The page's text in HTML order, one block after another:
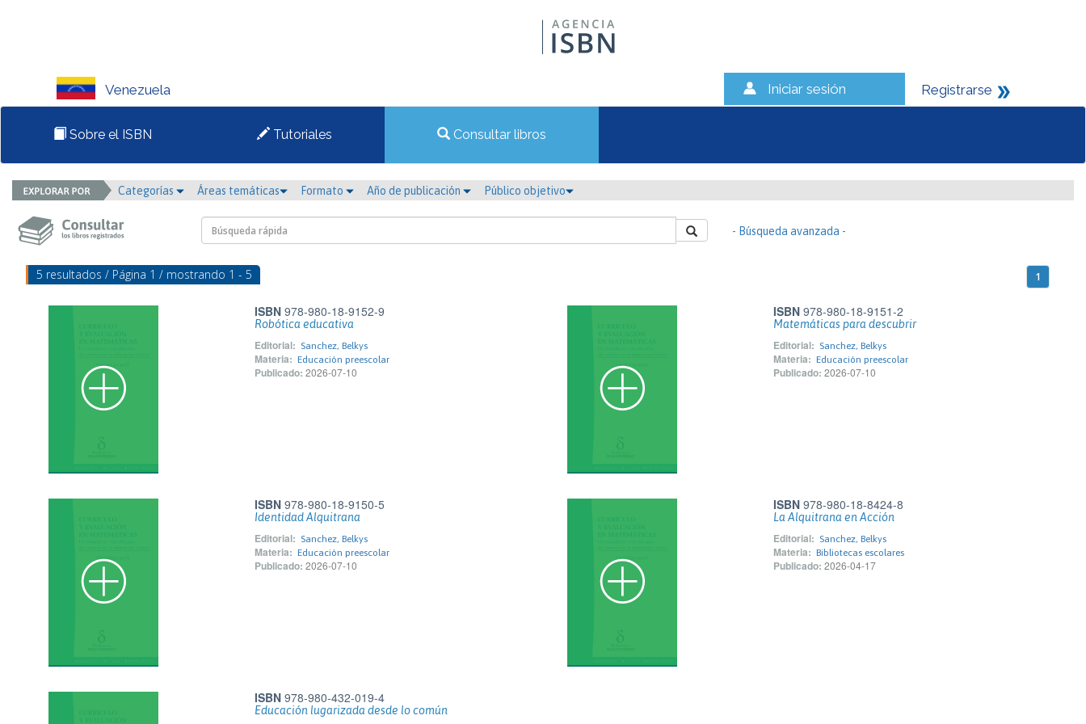
Venezuela Iniciar sesión Registrarse
Sobre el ISBN Tutoriales Consultar libros
Categorías Áreas temáticas Formato Año de publicación Público objetivo
- Búsqueda avanzada -
5 resultados / Página 1 / mostrando 1 - 5 1
ISBN 978-980-18-9152-9
Robótica educativa
Editorial: Sanchez, Belkys
Materia: Educación preescolar
Publicado: 2026-07-10
ISBN 978-980-18-9151-2
Matemáticas para descubrir
Editorial: Sanchez, Belkys
Materia: Educación preescolar
Publicado: 2026-07-10
ISBN 978-980-18-9150-5
Identidad Alquitrana
Editorial: Sanchez, Belkys
Materia: Educación preescolar
Publicado: 2026-07-10
ISBN 978-980-18-8424-8
La Alquitrana en Acción
Editorial: Sanchez, Belkys
Materia: Bibliotecas escolares
Publicado: 2026-04-17
ISBN 978-980-432-019-4
Educación lugarizada desde lo común